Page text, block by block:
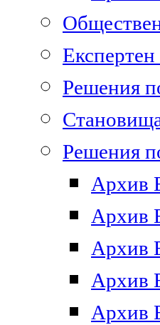
Решения
Решения
Архив
Архив
Архив
Архив
Архив